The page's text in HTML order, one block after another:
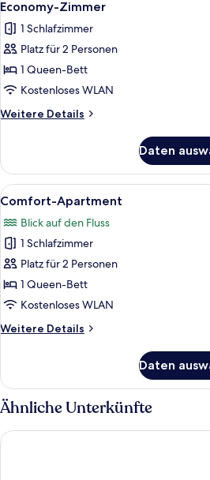
Fotos
für
Economy-
Zimmer
anzeigen
17
Economy-Zimmer
1 Schlafzimmer
Platz für 2 Personen
1 Queen-Bett
Kostenloses WLAN
Weitere Details
Weitere
Zimmer
Daten
Alle
Fotos
für
Comfort-
Apartment
anzeigen
Eine
15
Comfort-Apartment
Blick auf den Fluss
1 Schlafzimmer
Platz für 2 Personen
1 Queen-Bett
Kostenloses WLAN
Weitere Details
Weitere
Apartment
Daten
Ähnliche Unterkünfte
PLAZA Premium Heidelberg